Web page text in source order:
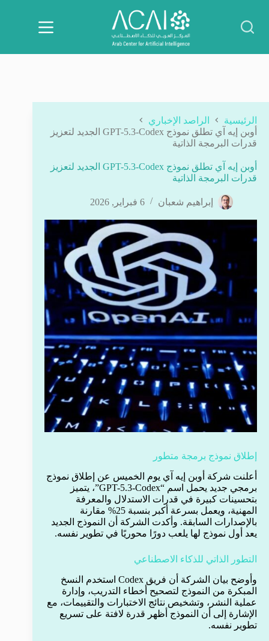
المحتوى
الرئيسية
الراصد الإخباري
أوبن إيه آي تطلق نموذج GPT-5.3-Codex الجديد لتعزيز
قدرات البرمجة الذاتية
أوبن إيه آي تطلق نموذج GPT-5.3-Codex الجديد لتعزيز
قدرات البرمجة الذاتية
إبراهيم شعبان 6 فبراير, 2026
إطلاق نموذج برمجة متطور
أعلنت شركة أوبن إيه آي يوم الخميس عن إطلاق نموذج
برمجي جديد يحمل اسم “GPT-5.3-Codex”، يتميز
بتحسينات كبيرة في قدرات الاستدلال والمعرفة
المهنية، ويعمل بسرعة أكبر بنسبة 25% مقارنة
بالإصدارات السابقة. وأكدت الشركة أن النموذج الجديد
يعد أول نموذج لها يلعب دورًا محوريًا في تطوير نفسه.
التطور الذاتي للذكاء الاصطناعي
وأوضح بيان الشركة أن فريق Codex استخدم النسخ
المبكرة من النموذج لتصحيح أخطاء التدريب، وإدارة
عملية النشر، وتشخيص نتائج الاختبارات والتقييمات، مع
الإشارة إلى أن النموذج أظهر قدرة لافتة على تسريع
تطوير نفسه.